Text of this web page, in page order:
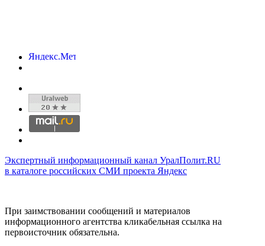
Экспертный информационный канал УралПолит.RU
в каталоге российских СМИ проекта Яндекс
При заимствовании сообщений и материалов
информационного агентства кликабельная ссылка на
первоисточник обязательна.